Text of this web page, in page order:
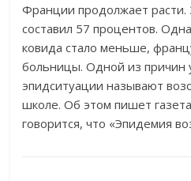
Франции продолжает расти.
составил 57 процентов.
ковида стало меньше,
больницы. Одной из причин
эпидситуации называют
школе. Об этом пишет
говорится, что «Эпидемия